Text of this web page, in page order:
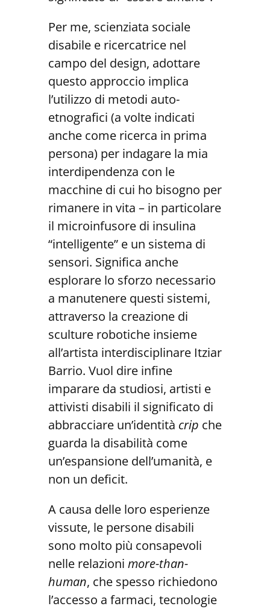
Per me, scienziata sociale
disabile e ricercatrice nel
campo del design, adottare
questo approccio implica
l’utilizzo di metodi auto-
etnografici (a volte indicati
anche come ricerca in prima
persona) per indagare la mia
interdipendenza con le
macchine di cui ho bisogno per
rimanere in vita – in particolare
il microinfusore di insulina
“intelligente” e un sistema di
sensori. Significa anche
esplorare lo sforzo necessario
a manutenere questi sistemi,
attraverso la creazione di
sculture robotiche insieme
all’artista interdisciplinare Itziar
Barrio. Vuol dire infine
imparare da studiosi, artisti e
attivisti disabili il significato di
abbracciare un’identità crip che
guarda la disabilità come
un’espansione dell’umanità, e
non un deficit.
A causa delle loro esperienze
vissute, le persone disabili
sono molto più consapevoli
nelle relazioni more-than-
human, che spesso richiedono
l’accesso a farmaci, tecnologie